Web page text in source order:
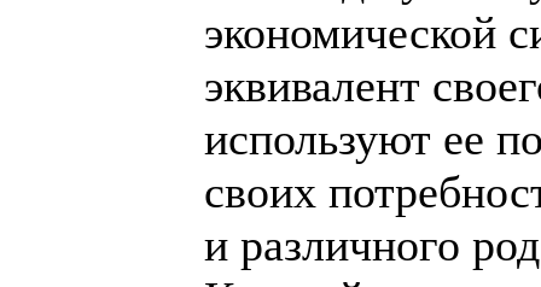
экономической
эквивалент
используют ее
своих
и различного